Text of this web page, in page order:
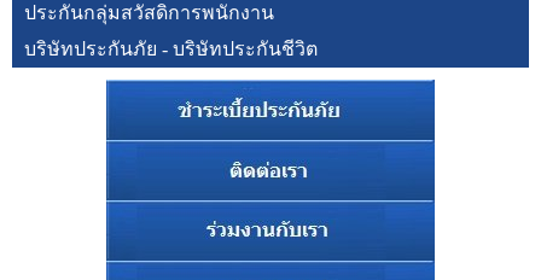
ประกันกลุ่มสวัสดิการพนักงาน
บริษัทประกันภัย - บริษัทประกันชีวิต